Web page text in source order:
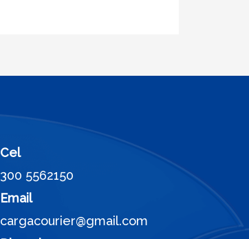
Cel
300 5562150
Email
cargacourier@gmail.com